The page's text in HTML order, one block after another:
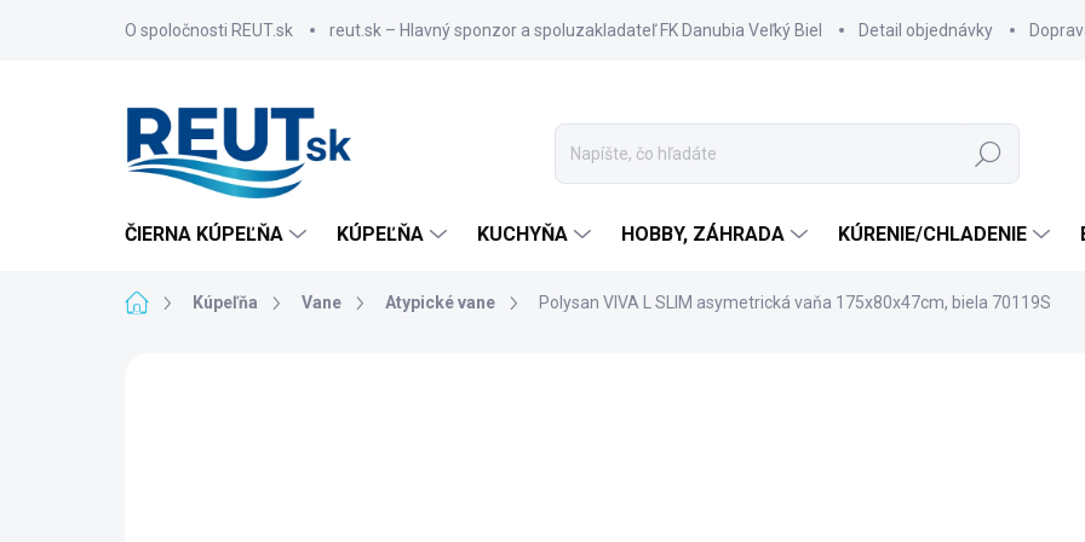
O spoločnosti REUT.sk reut.sk – Hlavný sponzor a spoluzakladateľ FK Danubia Veľký Biel Detail objednávky
Hľadať
ČIERNA KÚPEĽŇA KÚPEĽŇA KUCHYŇA HOBBY, ZÁHRADA KÚRENIE/CHLADENIE
DomovKúpeľňa Vane Atypické vane Polysan VIVA L SLIM asymetrická vaňa 175x80x47cm, biela 70119S